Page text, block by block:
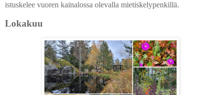
istuskelee vuoren kainalossa olevalla mietiskelypenkillä.
Lokakuu